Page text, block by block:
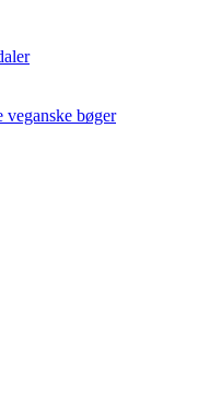
veganske bøger